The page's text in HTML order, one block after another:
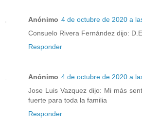
Anónimo 4 de octubre de 2020 a
Consuelo Rivera Fernández dijo:
Responder
Anónimo 4 de octubre de 2020 a
Jose Luis Vazquez dijo: Mi más
fuerte para toda la familia
Responder